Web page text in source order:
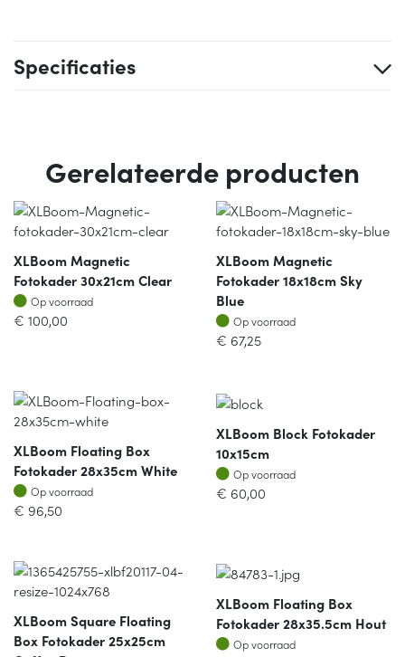
Specificaties
Gerelateerde producten
XLBoom Magnetic
Fotokader 30x21cm Clear
Op voorraad
Op voorraad
€ 100,00
XLBoom Magnetic
Fotokader 18x18cm Sky
Blue
Op voorraad
Op voorraad
€ 67,25
XLBoom Floating Box
Fotokader 28x35cm White
Op voorraad
Op voorraad
€ 96,50
XLBoom Block Fotokader
10x15cm
Op voorraad
Op voorraad
€ 60,00
XLBoom Square Floating
Box Fotokader 25x25cm
XLBoom Floating Box
Fotokader 28x35.5cm Hout
Op voorraad
Op voorraad